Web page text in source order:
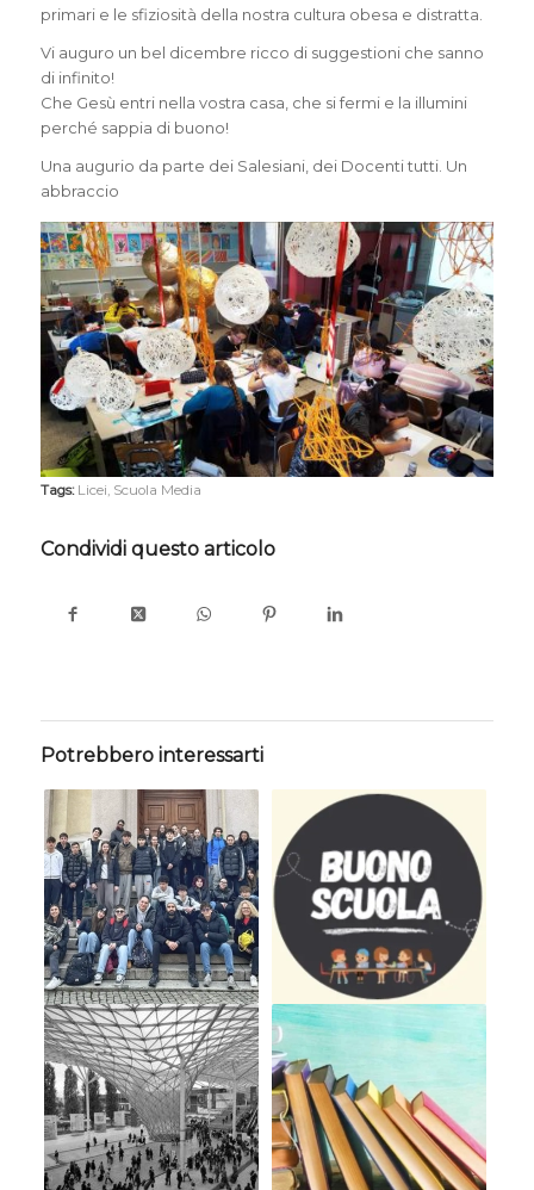
primari e le sfiziosità della nostra cultura obesa e distratta.
Vi auguro un bel dicembre ricco di suggestioni che sanno
di infinito!
Che Gesù entri nella vostra casa, che si fermi e la illumini
perché sappia di buono!
Una augurio da parte dei Salesiani, dei Docenti tutti. Un
abbraccio
Tags: Licei, Scuola Media
Condividi questo articolo
Potrebbero interessarti